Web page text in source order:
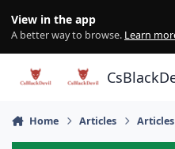
View in the app
A better way to browse. Learn
Home Articles Articles